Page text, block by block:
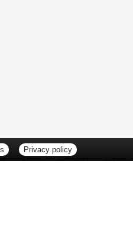
Aktion Notdienst Wissen
Privacy policy